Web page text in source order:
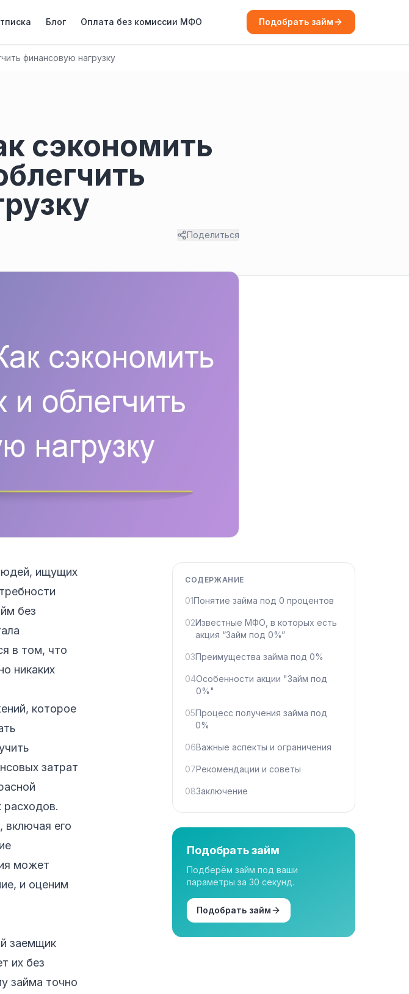
Блог Оплата без комиссии МФО Подобрать займ
финансовую нагрузку
сэкономить
Поделиться
ищущих
без
в том, что
никаких
которое
затрат
его
может
и оценим
заемщик
их без
займа точно
СОДЕРЖАНИЕ
01Понятие займа под 0 процентов
02Известные МФО, в которых есть
акция “Займ под 0%”
03Преимущества займа под 0%
04Особенности акции "Займ под
0%"
05Процесс получения займа под
0%
06Важные аспекты и ограничения
07Рекомендации и советы
08Заключение
Подобрать займ
Подберём займ под ваши
параметры за 30 секунд.
Подобрать займ